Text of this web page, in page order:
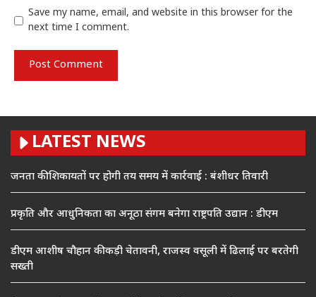
Save my name, email, and website in this browser for the
next time I comment.
LATEST NEWS
जनता की शिकायतों पर होगी तय समय में कार्रवाई : बंशीधर तिवारी
प्रकृति और आधुनिकता का अनूठा संगम बनेगा राष्ट्रपति उद्यान : डीएम
डीएम आशीष चौहान की कड़ी चेतावनी, राजस्व वसूली में ढिलाई पर बरतेगी
सख्ती